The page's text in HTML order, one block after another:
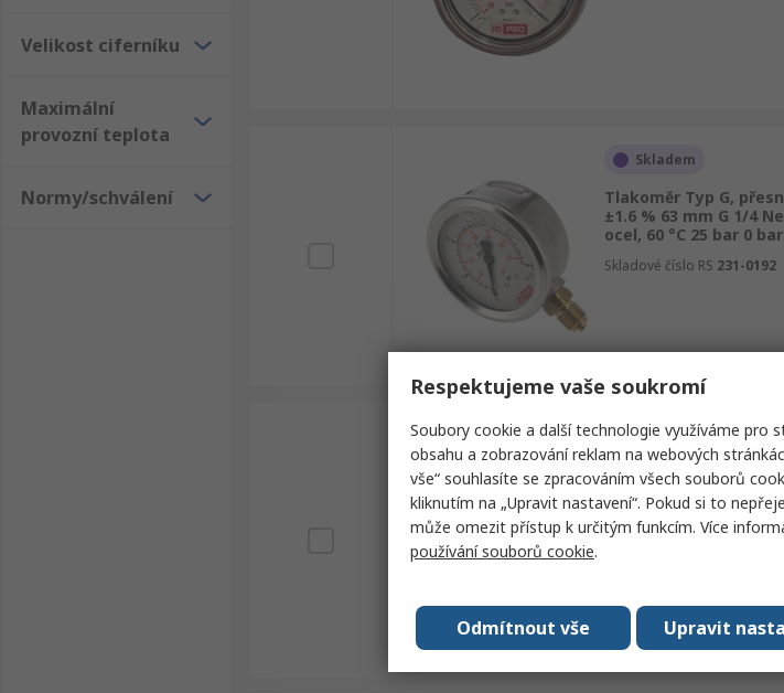
Velikost ciferníku
Maximální
provozní teplota
Normy/schválení
Skladem
Tlakoměr Typ G,
±1.6 % 63 mm G 1/4
ocel, 60 °C 25 bar 0 bar
Skladové číslo RS 231-0192
Skladem
Tlakoměr, přesnost:
Nerezová ocel, 60 °C
bar RS PRO
Skladové číslo RS
Respektujeme vaše soukromí
Soubory cookie a další technologie využíváme pro
obsahu a zobrazování reklam na webových
vše“ souhlasíte se zpracováním všech souborů
kliknutím na „Upravit nastavení“. Pokud si to
může omezit přístup k určitým funkcím. Více
používání souborů cookie.
Upravit
Odmítnout vše